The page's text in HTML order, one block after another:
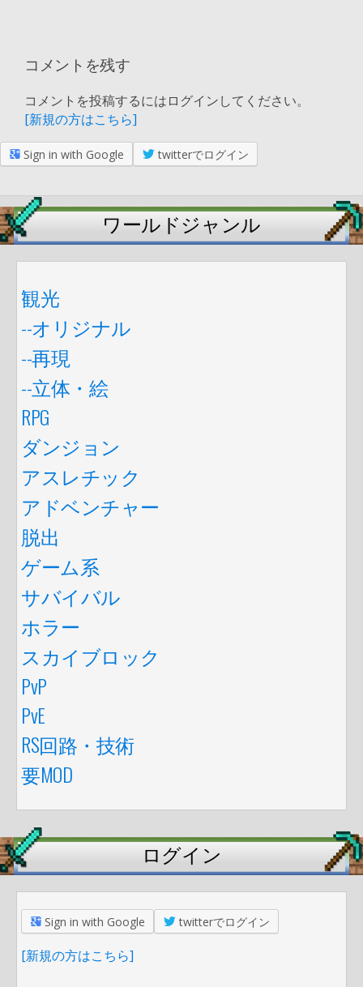
コメントを残す
コメントを投稿するにはログインしてください。
[新規の方はこちら]
Sign in with Google twitterでログイン
ワールドジャンル
観光
--オリジナル
--再現
--立体・絵
RPG
ダンジョン
アスレチック
アドベンチャー
脱出
ゲーム系
サバイバル
ホラー
スカイブロック
PvP
PvE
RS回路・技術
要MOD
ログイン
Sign in with Google twitterでログイン
[新規の方はこちら]